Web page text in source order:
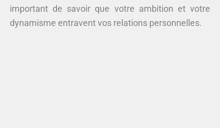
important de savoir que votre ambition et votre
dynamisme entravent vos relations personnelles.